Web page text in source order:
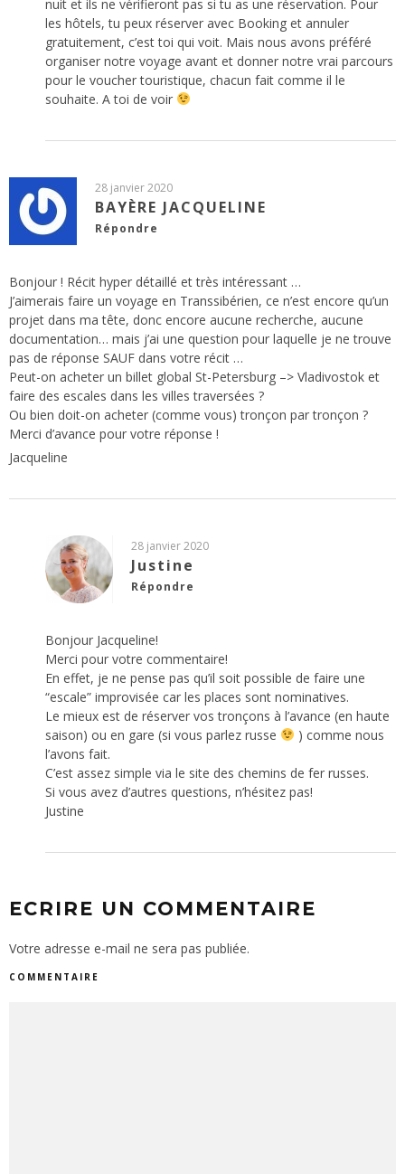
nuit et ils ne vérifieront pas si tu as une réservation. Pour
les hôtels, tu peux réserver avec Booking et annuler
gratuitement, c’est toi qui voit. Mais nous avons préféré
organiser notre voyage avant et donner notre vrai parcours
pour le voucher touristique, chacun fait comme il le
souhaite. A toi de voir
28 janvier 2020
BAYÈRE JACQUELINE
Répondre
Bonjour ! Récit hyper détaillé et très intéressant …
J’aimerais faire un voyage en Transsibérien, ce n’est encore qu’un
projet dans ma tête, donc encore aucune recherche, aucune
documentation… mais j’ai une question pour laquelle je ne trouve
pas de réponse SAUF dans votre récit …
Peut-on acheter un billet global St-Petersburg –> Vladivostok et
faire des escales dans les villes traversées ?
Ou bien doit-on acheter (comme vous) tronçon par tronçon ?
Merci d’avance pour votre réponse !
Jacqueline
28 janvier 2020
Justine
Répondre
Bonjour Jacqueline!
Merci pour votre commentaire!
En effet, je ne pense pas qu’il soit possible de faire une
“escale” improvisée car les places sont nominatives.
Le mieux est de réserver vos tronçons à l’avance (en haute
saison) ou en gare (si vous parlez russe
) comme nous
l’avons fait.
C’est assez simple via le site des chemins de fer russes.
Si vous avez d’autres questions, n’hésitez pas!
Justine
ECRIRE UN COMMENTAIRE
Votre adresse e-mail ne sera pas publiée.
COMMENTAIRE